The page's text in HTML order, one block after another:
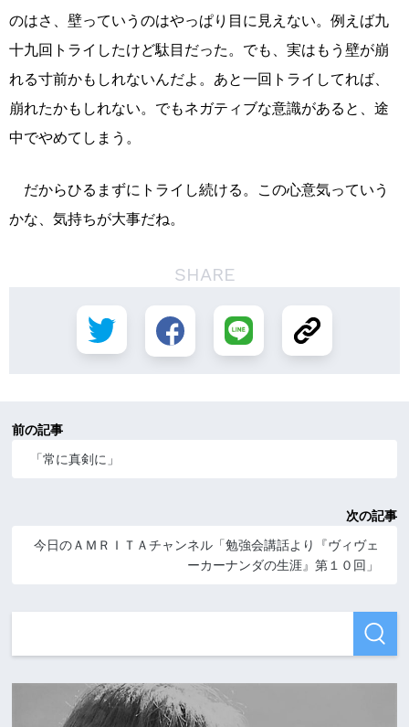
のはさ、壁っていうのはやっぱり目に見えない。例えば九
十九回トライしたけど駄目だった。でも、実はもう壁が崩
れる寸前かもしれないんだよ。あと一回トライしてれば、
崩れたかもしれない。でもネガティブな意識があると、途
中でやめてしまう。
だからひるまずにトライし続ける。この心意気っていう
かな、気持ちが大事だね。
SHARE
前の記事
「常に真剣に」
次の記事
今日のＡＭＲＩＴＡチャンネル「勉強会講話より『ヴィヴェ
ーカーナンダの生涯』第１０回」